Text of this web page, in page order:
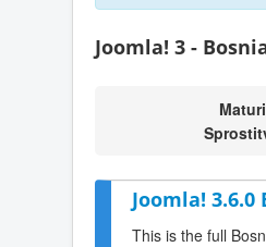
Joomla! 3 -
Joomla! 3.6.0
This is the full